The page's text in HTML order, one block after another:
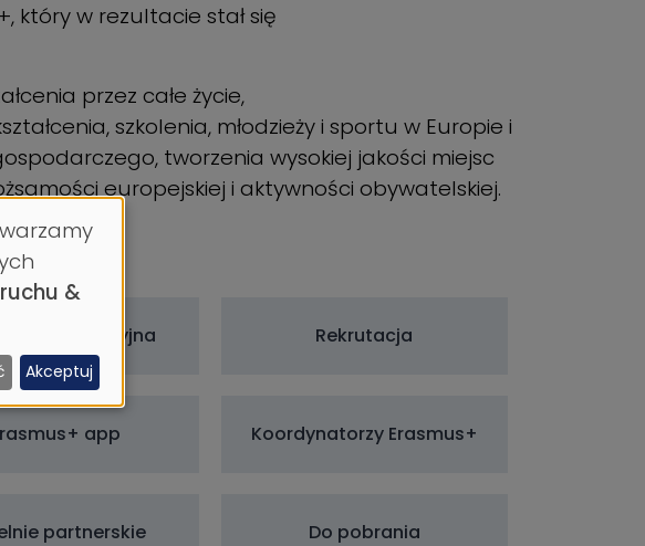
który w rezultacie stał się
przez całe życie,
szkolenia, młodzieży i sportu w Europie i
tworzenia wysokiej jakości miejsc
europejskiej i aktywności obywatelskiej.
aplikacyjna Rekrutacja
app Koordynatorzy Erasmus+
partnerskie Do pobrania
&
Akceptuj